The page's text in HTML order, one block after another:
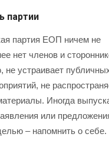
партии
партия ЕОП ничем не
нет членов и
не устраивает
не
Иногда
или
– напомнить о себе.